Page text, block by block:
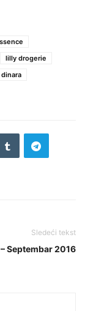
lilly drogerie
Sledeći tekst
– Septembar 2016